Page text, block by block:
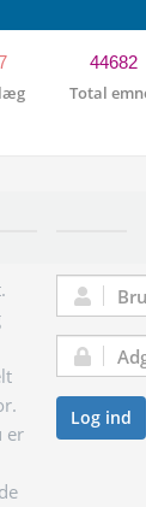
44682
Total
er
Log ind